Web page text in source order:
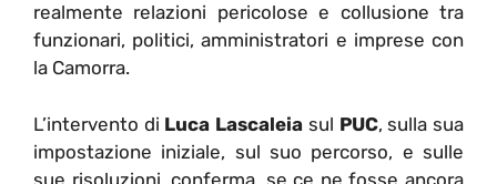
realmente relazioni pericolose e collusione tra
funzionari, politici, amministratori e imprese con
la Camorra.
L’intervento di Luca Lascaleia sul PUC, sulla sua
impostazione iniziale, sul suo percorso, e sulle
sue risoluzioni, conferma, se ce ne fosse ancora